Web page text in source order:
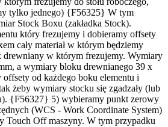
tylko jednego) {F56325} W tym
Stock Boxu (zakładka Stock).
który frezujemy i dobieramy offsety
cały materiał w którym będziemy
w którym frezujemy. Wymiary
a wymiary bloku drewnianego 39 x
od każdego boku elementu i
żeby wymiary stocku się zgadzały (lub
{F56327} 5) wybieramy punkt zerowy
(WCS - Work Coordinate System)
Touch Off maszyny. W tym przypadku